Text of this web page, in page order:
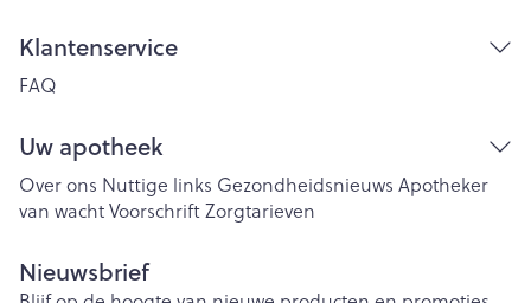
Klantenservice
FAQ
Uw apotheek
Over ons Nuttige links Gezondheidsnieuws Apotheker
van wachtVoorschriftZorgtarieven
Nieuwsbrief